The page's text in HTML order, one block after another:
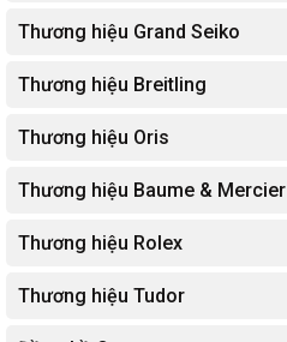
Thương hiệu Grand Seiko
Thương hiệu Breitling
Thương hiệu Oris
Thương hiệu Baume & Mercier
Thương hiệu Rolex
Thương hiệu Tudor